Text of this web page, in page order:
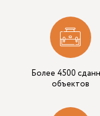
Более 4500
объектов